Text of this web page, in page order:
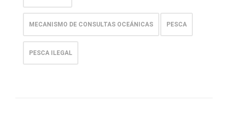
MECANISMO DE CONSULTAS OCEÁNICAS PESCA
PESCA ILEGAL